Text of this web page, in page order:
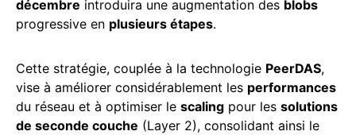
décembre introduira une augmentation des blobs
progressive en plusieurs étapes.
Cette stratégie, couplée à la technologie PeerDAS,
vise à améliorer considérablement les performances
du réseau et à optimiser le scaling pour les solutions
de seconde couche (Layer 2), consolidant ainsi le